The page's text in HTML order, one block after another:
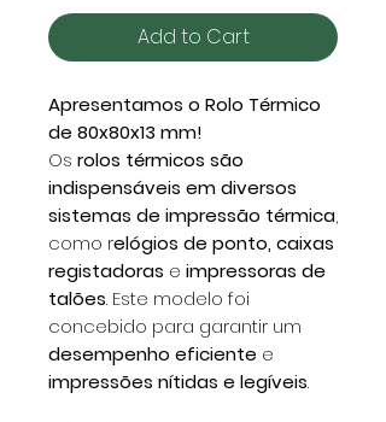
Add to Cart
Apresentamos o Rolo Térmico
de 80x80x13 mm!
Os rolos térmicos são
indispensáveis em diversos
sistemas de impressão térmica,
como relógios de ponto, caixas
registadoras e impressoras de
talões. Este modelo foi
concebido para garantir um
desempenho eficiente e
impressões nítidas e legíveis.